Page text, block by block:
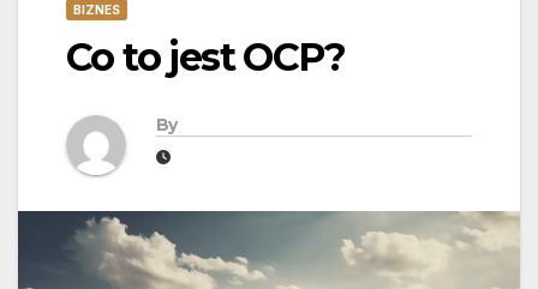
BIZNES
Co to jest OCP?
By